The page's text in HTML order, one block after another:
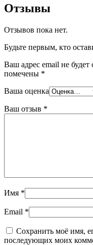
Отзывы
Отзывов пока нет.
Будьте первым, кто
Ваш адрес email не будет
помечены *
Ваша оценка
Ваш отзыв *
Имя *
Email *
Сохранить моё имя,
последующих моих